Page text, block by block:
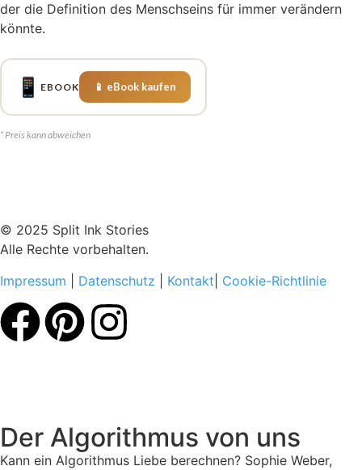
der die Definition des Menschseins für immer verändern
könnte.
📱 EBOOK 📱 eBook kaufen
* Preis kann abweichen
© 2025 Split Ink Stories
Alle Rechte vorbehalten.
Impressum
Datenschutz Kontakt Cookie-Richtlinie
Der Algorithmus von uns
Kann ein Algorithmus Liebe berechnen? Sophie Weber,